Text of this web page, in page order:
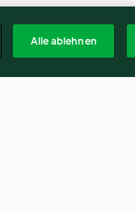
Alle ablehnen